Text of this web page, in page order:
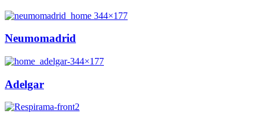
Neumomadrid
Adelgar